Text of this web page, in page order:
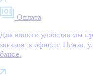
Оплата
Для вашего удобства мы
заказов: в офисе г. Пенза,
банке.